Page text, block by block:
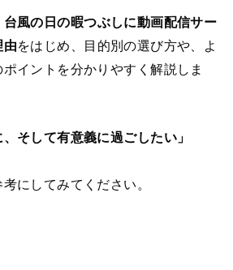
台風の日の暇つぶしに動画配信サー
由をはじめ、目的別の選び方や、よ
イントを分かりやすく解説しま
、そして有意義に過ごしたい」
にしてみてください。